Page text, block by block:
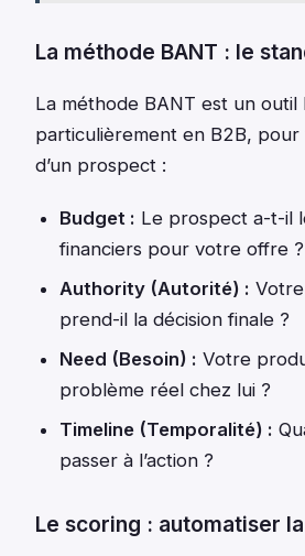
La méthode BANT : le
La méthode BANT est un outil
particulièrement en B2B, pour
d’un prospect :
Budget : Le prospect a-t-il
financiers pour votre offre ?
Authority (Autorité) :
prend-il la décision finale ?
Need (Besoin) : Votre
problème réel chez lui ?
Timeline (Temporalité) :
passer à l’action ?
Le scoring : automatiser